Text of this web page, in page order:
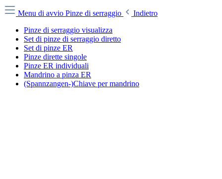
Menu di avvio Pinze di serraggio
Indietro
Pinze di serraggio visualizza
Set di pinze di serraggio diretto
Set di pinze ER
Pinze dirette singole
Pinze ER individuali
Mandrino a pinza ER
(Spannzangen-)Chiave per mandrino